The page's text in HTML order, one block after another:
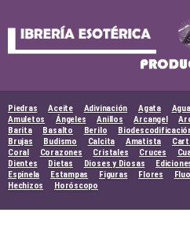
Piedras Aceite Adivinación Agata
Amuletos
Ángeles Anillos Arcangel
Barita
Basalto Berilo
Brujas
Budismo Calcita Amatista
Coral
Corazones Cristales Cruces
Dientes
Dietas Dioses y Diosas
Espinela
Estampas Figuras Flores
Hechizos
Horóscopo